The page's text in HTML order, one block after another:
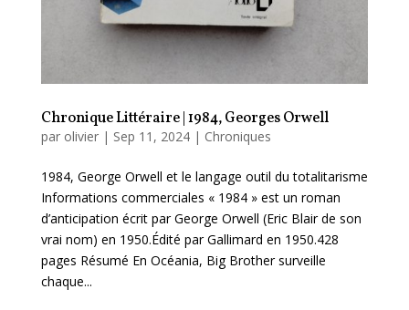
Chronique Littéraire | 1984, Georges Orwell
par olivier| Sep 11, 2024| Chroniques
1984, George Orwell et le langage outil du totalitarisme
Informations commerciales « 1984 » est un roman
d’anticipation écrit par George Orwell (Eric Blair de son
vrai nom) en 1950.Édité par Gallimard en 1950.428
pages Résumé En Océania, Big Brother surveille
chaque...